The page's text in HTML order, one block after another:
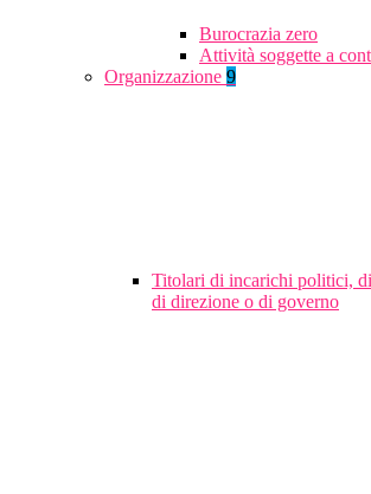
Burocrazia zero
Attività soggette a
Organizzazione 9
Titolari di incarichi politici,
di direzione o di governo